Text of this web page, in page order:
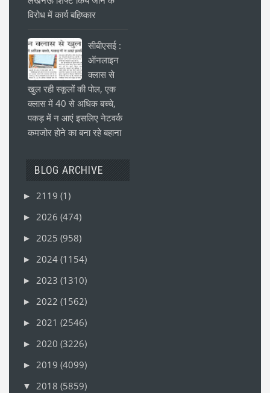
विरोध में कार्य बहिष्कार
सीबीएसई :
ऑनलाइन
क्लास से
खुल रही स्कूलों की पोल, एक
क्लास में 40 से अधिक बच्चे,
पकड़ में न आएं इसलिए नेटवर्क
कमजोर होने का बना रहे बहाना
BLOG ARCHIVE
► 2119 (1)
► 2026 (474)
► 2025 (958)
► 2024 (1154)
► 2023 (1310)
► 2022 (1562)
► 2021 (2546)
► 2020 (3226)
► 2019 (4099)
▼ 2018 (5859)